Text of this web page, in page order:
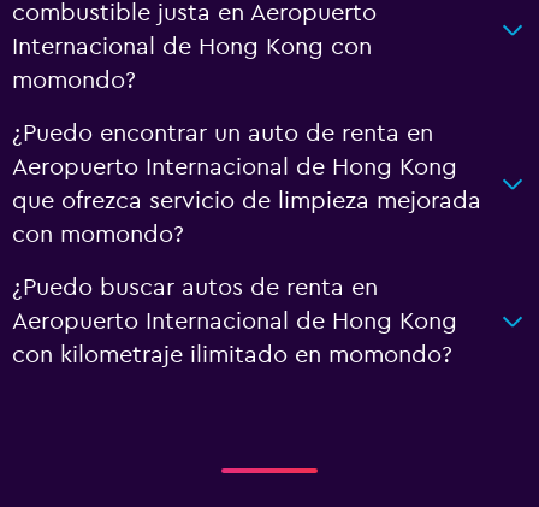
combustible justa en Aeropuerto
Internacional de Hong Kong con
momondo?
¿Puedo encontrar un auto de renta en
Aeropuerto Internacional de Hong Kong
que ofrezca servicio de limpieza mejorada
con momondo?
¿Puedo buscar autos de renta en
Aeropuerto Internacional de Hong Kong
con kilometraje ilimitado en momondo?